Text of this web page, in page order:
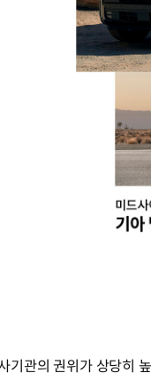
기관의 권위가 상당히